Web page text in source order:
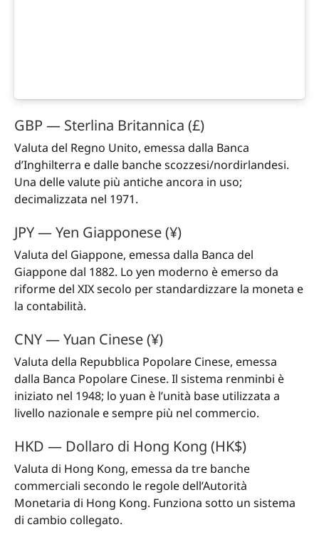
GBP — Sterlina Britannica (£)
Valuta del Regno Unito, emessa dalla Banca
d’Inghilterra e dalle banche scozzesi/nordirlandesi.
Una delle valute più antiche ancora in uso;
decimalizzata nel 1971.
JPY — Yen Giapponese (¥)
Valuta del Giappone, emessa dalla Banca del
Giappone dal 1882. Lo yen moderno è emerso da
riforme del XIX secolo per standardizzare la moneta e
la contabilità.
CNY — Yuan Cinese (¥)
Valuta della Repubblica Popolare Cinese, emessa
dalla Banca Popolare Cinese. Il sistema renminbi è
iniziato nel 1948; lo yuan è l’unità base utilizzata a
livello nazionale e sempre più nel commercio.
HKD — Dollaro di Hong Kong (HK$)
Valuta di Hong Kong, emessa da tre banche
commerciali secondo le regole dell’Autorità
Monetaria di Hong Kong. Funziona sotto un sistema
di cambio collegato.